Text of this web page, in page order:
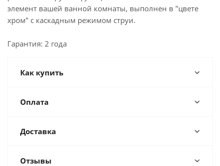
элемент вашей ванной комнаты, выполнен в "цвете
хром" с каскадным режимом струи.
Гарантия: 2 года
Как купить
Оплата
Доставка
Отзывы